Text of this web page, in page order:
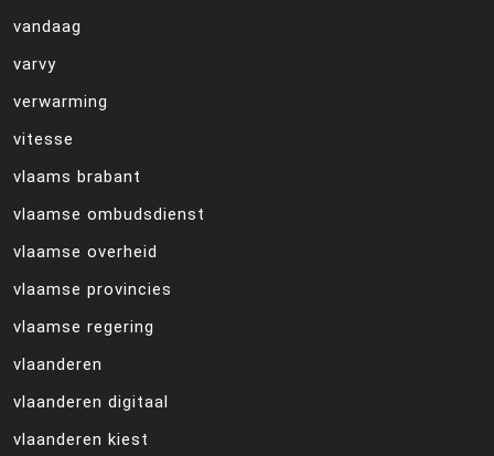
vandaag
varvy
verwarming
vitesse
vlaams brabant
vlaamse ombudsdienst
vlaamse overheid
vlaamse provincies
vlaamse regering
vlaanderen
vlaanderen digitaal
vlaanderen kiest